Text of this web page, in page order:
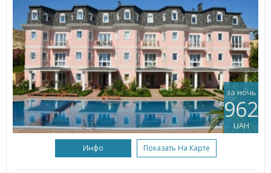
за ночь
962
UAH
Инфо Показать На Карте